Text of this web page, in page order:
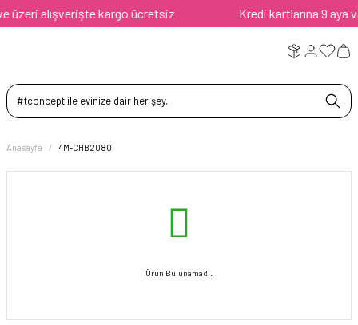
alışverişte kargo ücretsiz Kredi kartlarına 9 aya
Anasayfa 4M-CHB2080
Ürün Bulunamadı.